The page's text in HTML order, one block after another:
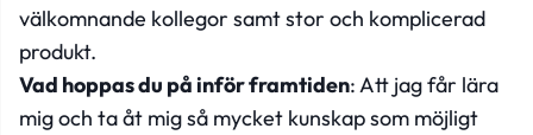
välkomnande kollegor samt stor och komplicerad
produkt.
Vad hoppas du på inför framtiden: Att jag får lära
mig och ta åt mig så mycket kunskap som möjligt